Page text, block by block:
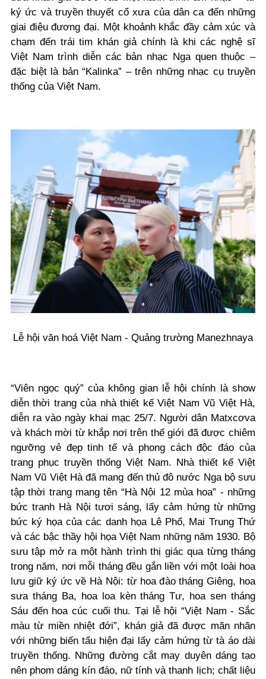
ký ức và truyền thuyết cổ xưa của dân ca đến những
giai điệu đương đại. Một khoảnh khắc đầy cảm xúc và
chạm đến trái tim khán giả chính là khi các nghệ sĩ
Việt Nam trình diễn các bản nhạc Nga quen thuộc –
đặc biệt là bản “Kalinka” – trên những nhạc cụ truyền
thống của Việt Nam.
Lễ hội văn hoá Việt Nam - Quảng trường Manezhnaya
“Viên ngọc quý” của không gian lễ hội chính là show
diễn thời trang của nhà thiết kế Việt Nam Vũ Việt Hà,
diễn ra vào ngày khai mạc 25/7. Người dân Matxcơva
và khách mời từ khắp nơi trên thế giới đã được chiêm
ngưỡng vẻ đẹp tinh tế và phong cách độc đáo của
trang phục truyền thống Việt Nam. Nhà thiết kế Việt
Nam Vũ Việt Hà đã mang đến thủ đô nước Nga bộ sưu
tập thời trang mang tên “Hà Nội 12 mùa hoa” - những
bức tranh Hà Nội tươi sáng, lấy cảm hứng từ những
bức ký họa của các danh họa Lê Phổ, Mai Trung Thứ
và các bậc thầy hội họa Việt Nam những năm 1930. Bộ
sưu tập mở ra một hành trình thị giác qua từng tháng
trong năm, nơi mỗi tháng đều gắn liền với một loài hoa
lưu giữ ký ức về Hà Nội: từ hoa đào tháng Giêng, hoa
sưa tháng Ba, hoa loa kèn tháng Tư, hoa sen tháng
Sáu đến hoa cúc cuối thu. Tại lễ hội “Việt Nam - Sắc
màu từ miền nhiệt đới”, khán giả đã được mãn nhãn
với những biến tấu hiện đại lấy cảm hứng từ tà áo dài
truyền thống. Những đường cắt may duyên dáng tạo
nên phom dáng kín đáo, nữ tính và thanh lịch; chất liệu